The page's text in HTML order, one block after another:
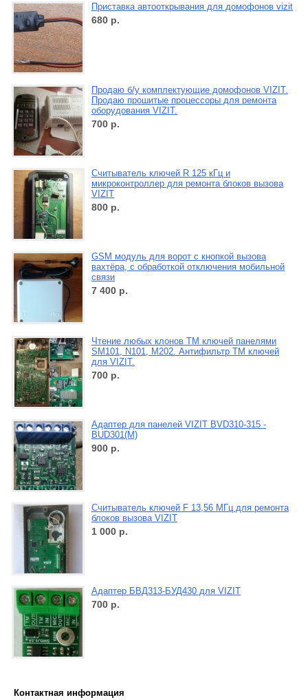
Приставка автооткрывания для домофонов vizit
680 р.
Продаю б/у комплектующие домофонов VIZIT.
Продаю прошитые процессоры для ремонта
оборудования VIZIT.
700 р.
Считыватель ключей R 125 кГц и
микроконтроллер для ремонта блоков вызова
VIZIT
800 р.
GSM модуль для ворот с кнопкой вызова
вахтёра, с обработкой отключения мобильной
связи
7 400 р.
Чтение любых клонов ТМ ключей панелями
SM101, N101, M202. Антифильтр ТМ ключей
для VIZIT.
700 р.
Адаптер для панелей VIZIT BVD310-315 -
BUD301(M)
900 р.
Считыватель ключей F 13,56 МГц для ремонта
блоков вызова VIZIT
1 000 р.
Адаптер БВД313-БУД430 для VIZIT
700 р.
Контактная информация